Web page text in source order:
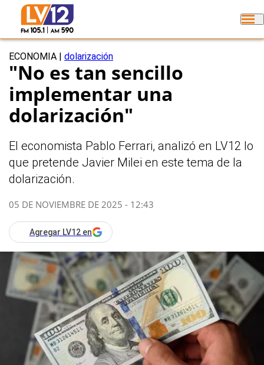
ECONOMIA dolarización
"No es tan sencillo
implementar una
dolarización"
El economista Pablo Ferrari, analizó en LV12 lo
que pretende Javier Milei en este tema de la
dolarización.
05 DE NOVIEMBRE DE 2025 - 12:43
Agregar LV12 en